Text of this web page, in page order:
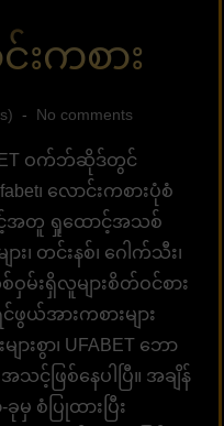
ကစား
No comments
ဝက်ဘ်ဆိုဒ်တွင်
၊ လောင်းကစားပုံစံ
အတူ ရှုထောင့်အသစ်
တင်းနစ်၊ ဂေါက်သီး၊
မ်းရှိလူများစိတ်ဝင်စား
ယ်အားကစားများ
ားစွာ၊ UFABET ဘော
င့်ဖြစ်နေပါပြီ။ အချိန်
မှ စံပြုထားပြီး